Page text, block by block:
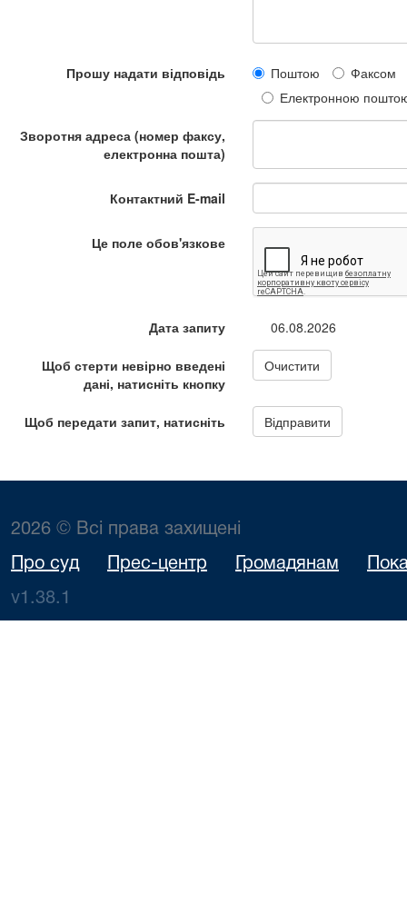
2026 © Всі права захищені
Про суд Прес-центр Громадянам
v1.38.1